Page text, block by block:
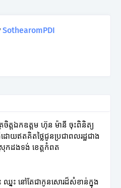
SothearomPDI
រចិត្តឯកឧត្តម ហ៊ុន ម៉ានី ចុះពិនិត្យ
ោយឥតគិតថ្លៃជូនប្រជាពលរដ្ឋជាង
រុកដងទង់ ខេត្តកំពត
ឈ្នះ នៅតែជាកូនសោរដ៏សំខាន់ក្នុង